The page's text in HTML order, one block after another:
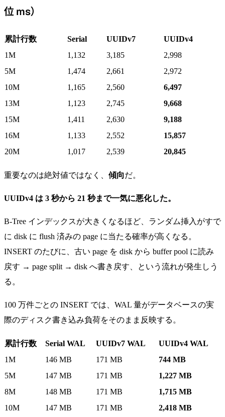
位 ms）
累計行数 Serial UUIDv7
UUIDv4
1M
1,132 3,185
2,998
5M
1,474 2,661
2,972
10M
1,165 2,560
6,497
13M
1,123 2,745
9,668
15M
1,411 2,630
9,188
16M
1,133 2,552
15,857
20M
1,017 2,539 20,845
重要なのは絶対値ではなく、 傾向だ。
UUIDv4 は 3 秒から 21 秒まで一気に悪化した。
B-Tree インデックスが大きくなるほど、ランダム挿入がすで
に disk に flush 済みの page に当たる確率が高くなる。
INSERT のたびに、古い page を disk から buffer pool に読み
戻す → page split → disk へ書き戻す、という流れが発生しう
る。
100 万件ごとの INSERT では、WAL 量がデータベースの実
際のディスク書き込み負荷をそのまま反映する。
累計行数 Serial WAL UUIDv7 WAL
UUIDv4 WAL
1M
146 MB 171 MB
744 MB
5M
147 MB 171 MB
1,227 MB
8M
148 MB 171 MB
1,715 MB
10M
147 MB 171 MB 2,418 MB